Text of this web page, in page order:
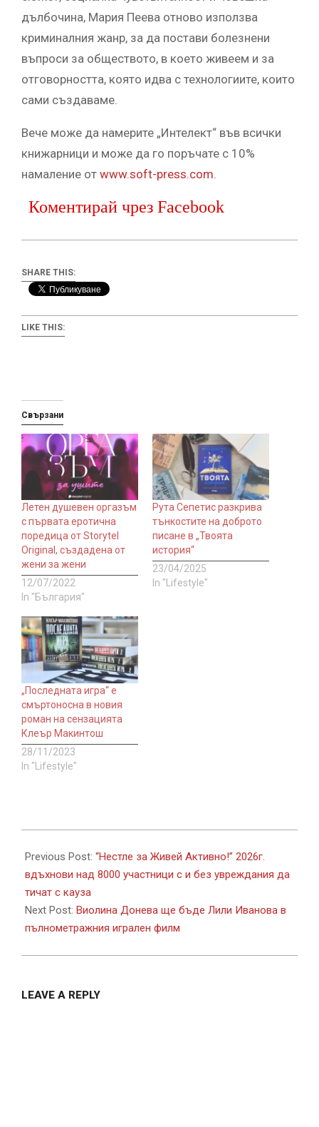
дълбочина, Мария Пеева отново използва
криминалния жанр, за да постави болезнени
въпроси за обществото, в което живеем и за
отговорността, която идва с технологиите, които
сами създаваме.
Вече може да намерите „Интелект“ във всички
книжарници и може да го поръчате с 10%
намаление от www.soft-press.com.
Коментирай чрез Facebook
SHARE THIS:
LIKE THIS:
Свързани
Летен душевен оргазъм
с първата еротична
поредица от Storytel
Original, създадена от
жени за жени
12/07/2022
In "България"
Рута Сепетис разкрива
тънкостите на доброто
писане в „Твоята
история“
23/04/2025
In "Lifestyle"
„Последната игра“ е
смъртоносна в новия
роман на сензацията
Клеър Макинтош
28/11/2023
In "Lifestyle"
05-
26
Previous Post: “Нестле за Живей Aктивно!” 2026г.
вдъхнови над 8000 участници с и без увреждания да
тичат с кауза
Next Post: Виолина Донева ще бъде Лили Иванова в
пълнометражния игрален филм
LEAVE A REPLY